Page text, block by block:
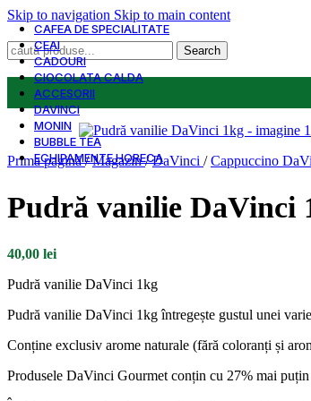
Skip to navigation Skip to main content
Search
CAFEA DE SPECIALITATE
CEAI
CADOURI
CIOCOLATA CALDA
ACCESORII
DAVINCI
MONIN
BUBBLE TEA
ECHIPAMENTE HORECA
Prima pagină/ Magazin/ DaVinci / Cappuccino
Pudră vanilie DaVinci
40,00 lei
Pudră vanilie DaVinci 1kg
Pudră vanilie DaVinci 1kg întregește gustul unei
Conține exclusiv arome naturale (fără coloranți și
Produsele DaVinci Gourmet conțin cu 27% mai